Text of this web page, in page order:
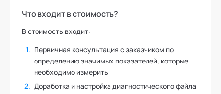
Что входит в стоимость?
В стоимость входит:
Первичная консультация с заказчиком по
определению значимых показателей, которые
необходимо измерить
Доработка и настройка диагностического файла